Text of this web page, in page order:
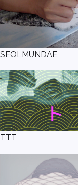
SEOLMUNDAE
TTT